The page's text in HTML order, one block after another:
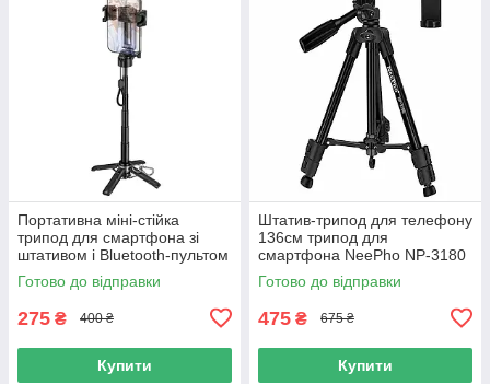
Портативна міні-стійка
трипод для смартфона зі
штативом і Bluetooth-пультом
HOCO K27 Magic Чорний
Готово до відправки
275 ₴ 400 ₴
Купити
Штатив-трипод для телефону
136см трипод для
смартфона NeePho NP-3180
тримач для телефону на
штатив 44760
Готово до відправки
475 ₴ 675 ₴
Купити